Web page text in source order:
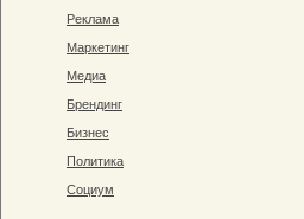
Реклама
Маркетинг
Медиа
Брендинг
Бизнес
Политика
Социум